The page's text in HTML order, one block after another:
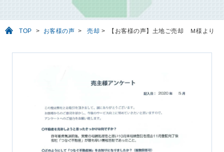
お役立ち情報
つなぐ不動産株式会社が選ばれる理由
TOP > お客様の声 > 売却 > 【お客様の声】土地ご売却 Ｍ様より